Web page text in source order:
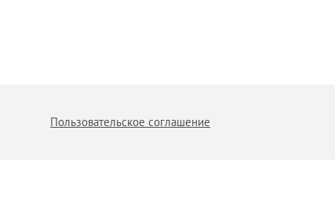
Пользовательское соглашение